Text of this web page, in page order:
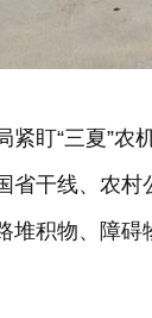
盯“三夏”
省干线、农
堆积物、障